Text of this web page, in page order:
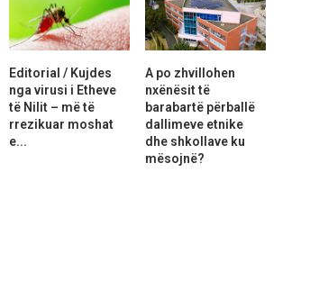
Editorial / Kujdes
nga virusi i Etheve
të Nilit – më të
rrezikuar moshat
e...
A po zhvillohen
nxënësit të
barabartë përballë
dallimeve etnike
dhe shkollave ku
mësojnë?